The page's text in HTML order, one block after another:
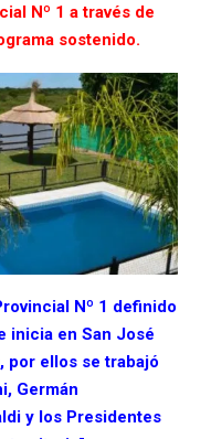
Nº 1 a través de
sostenido.
Nº 1 definido
inicia en San José
por ellos se trabajó
Germán
y los Presidentes